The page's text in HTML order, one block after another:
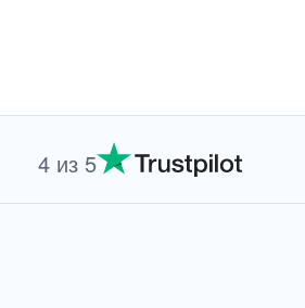
4 из 5